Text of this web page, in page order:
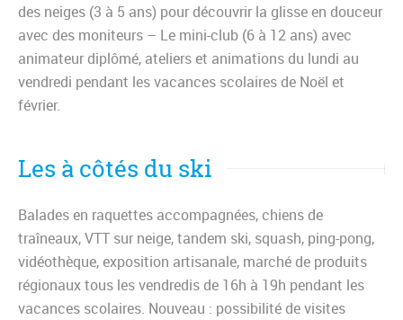
des neiges (3 à 5 ans) pour découvrir la glisse en douceur
avec des moniteurs – Le mini-club (6 à 12 ans) avec
animateur diplômé, ateliers et animations du lundi au
vendredi pendant les vacances scolaires de Noël et
février.
Les à côtés du ski
Balades en raquettes accompagnées, chiens de
traîneaux, VTT sur neige, tandem ski, squash, ping-pong,
vidéothèque, exposition artisanale, marché de produits
régionaux tous les vendredis de 16h à 19h pendant les
vacances scolaires. Nouveau : possibilité de visites